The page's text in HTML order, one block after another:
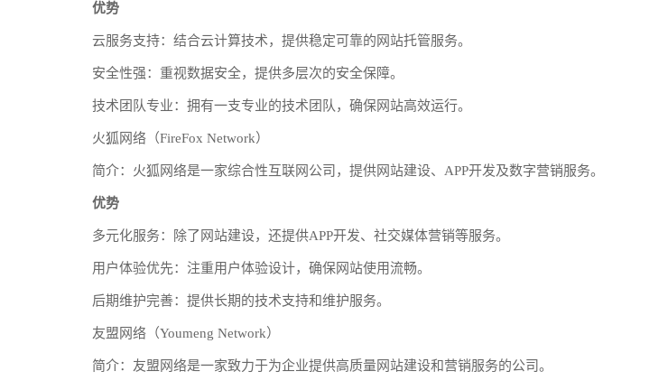
优势
云服务支持：结合云计算技术，提供稳定可靠的网站托管服务。
安全性强：重视数据安全，提供多层次的安全保障。
技术团队专业：拥有一支专业的技术团队，确保网站高效运行。
火狐网络（FireFox Network）
简介：火狐网络是一家综合性互联网公司，提供网站建设、APP开发及数字营销服务。
优势
多元化服务：除了网站建设，还提供APP开发、社交媒体营销等服务。
用户体验优先：注重用户体验设计，确保网站使用流畅。
后期维护完善：提供长期的技术支持和维护服务。
友盟网络（Youmeng Network）
简介：友盟网络是一家致力于为企业提供高质量网站建设和营销服务的公司。